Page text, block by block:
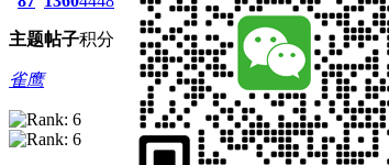
主题帖子积分
雀鹰